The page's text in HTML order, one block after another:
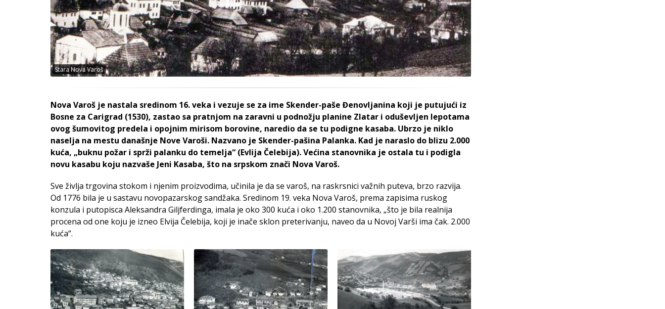
Stara Nova Varoš
Nova Varoš je nastala sredinom 16. veka i vezuje se za ime Skender-paše Đenovljanina koji je putujući iz
Bosne za Carigrad (1530), zastao sa pratnjom na zaravni u podnožju planine Zlatar i oduševljen lepotama
ovog šumovitog predela i opojnim mirisom borovine, naredio da se tu podigne kasaba. Ubrzo je niklo
naselja na mestu današnje Nove Varoši. Nazvano je Skender-pašina Palanka. Kad je naraslo do blizu 2.000
kuća, „buknu požar i sprži palanku do temelja“ (Evlija Čelebija). Većina stanovnika je ostala tu i podigla
novu kasabu koju nazvaše Jeni Kasaba, što na srpskom znači Nova Varoš.
Sve življa trgovina stokom i njenim proizvodima, učinila je da se varoš, na raskrsnici važnih puteva, brzo razvija.
Od 1776 bila je u sastavu novopazarskog sandžaka. Sredinom 19. veka Nova Varoš, prema zapisima ruskog
konzula i putopisca Aleksandra Giljferdinga, imala je oko 300 kuća i oko 1.200 stanovnika, „što je bila realnija
procena od one koju je izneo Elvija Čelebija, koji je inače sklon preterivanju, naveo da u Novoj Varši ima čak. 2.000
kuća“.